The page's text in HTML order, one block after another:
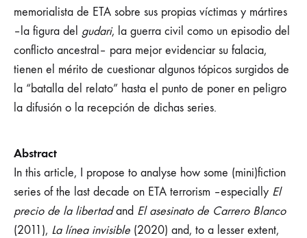
memorialista de ETA sobre sus propias víctimas y mártires
–la figura del gudari, la guerra civil como un episodio del
conflicto ancestral– para mejor evidenciar su falacia,
tienen el mérito de cuestionar algunos tópicos surgidos de
la “batalla del relato” hasta el punto de poner en peligro
la difusión o la recepción de dichas series.
Abstract
In this article, I propose to analyse how some (mini)fiction
series of the last decade on ETA terrorism –especially El
precio de la libertadand El asesinato de Carrero Blanco
(2011), La línea invisible (2020) and, to a lesser extent,